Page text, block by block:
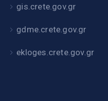
gis.crete.gov.gr
gdme.crete.gov.gr
ekloges.crete.gov.gr